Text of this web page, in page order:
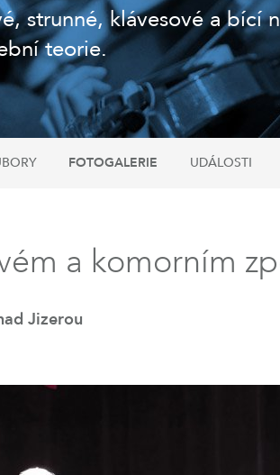
strunné, klávesové a bící
teorie.
FOTOGALERIE UDÁLOSTI
a komorním
Jizerou